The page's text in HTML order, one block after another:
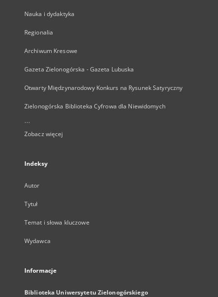
Nauka i dydaktyka
Regionalia
Archiwum Kresowe
Gazeta Zielonogórska - Gazeta Lubuska
Otwarty Międzynarodowy Konkurs na Rysunek Satyryczny
Zielonogórska Biblioteka Cyfrowa dla Niewidomych
...
Zobacz więcej
Indeksy
Autor
Tytuł
Temat i słowa kluczowe
Wydawca
Informacje
Biblioteka Uniwersytetu Zielonogórskiego